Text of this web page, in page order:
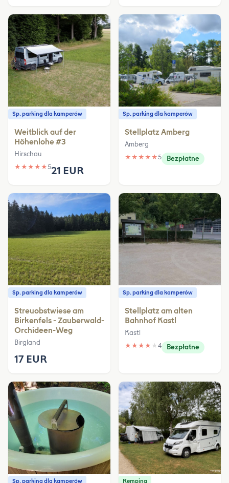
Sp. parking dla kamperów
Weitblick auf der
Höhenlohe #3
Hirschau
★ ★ ★ ★ ★521 EUR
Sp. parking dla kamperów
Stellplatz Amberg
Amberg
★ ★ ★ ★ ★5 Bezpłatne
Sp. parking dla kamperów
Streuobstwiese am
Birkenfels - Zauberwald-
Orchideen-Weg
Birgland
17 EUR
Sp. parking dla kamperów
Stellplatz am alten
Bahnhof Kastl
Kastl
★ ★ ★ ★ ★ 4 Bezpłatne
Sp. parking dla kamperów Kemping